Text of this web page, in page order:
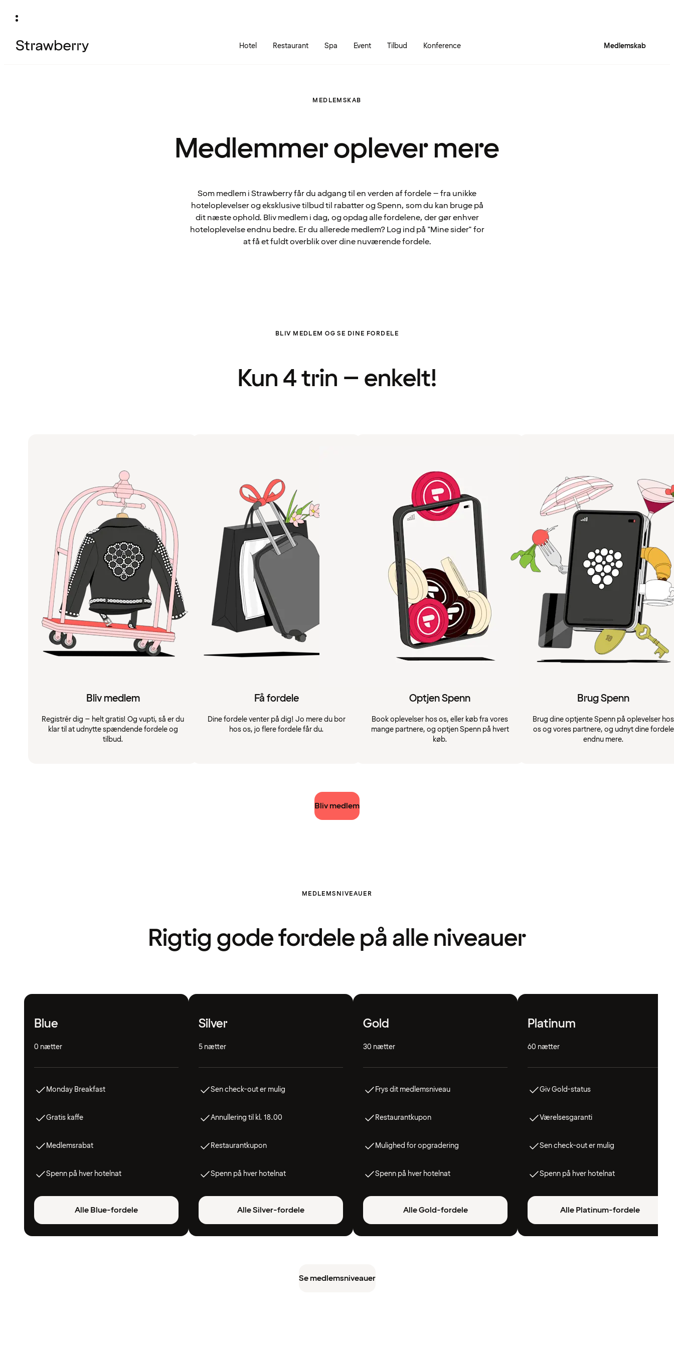
Hotel Restaurant Spa Event Tilbud Konference Medlemskab
MEDLEMSKAB
Medlemmer oplever mere
Som medlem i Strawberry får du adgang til en verden af fordele – fra unikke
hoteloplevelser og eksklusive tilbud til rabatter og Spenn, som du kan bruge på
dit næste ophold. Bliv medlem i dag, og opdag alle fordelene, der gør enhver
hoteloplevelse endnu bedre. Er du allerede medlem? Log ind på "Mine sider" for
at få et fuldt overblik over dine nuværende fordele.
BLIV MEDLEM OG SE DINE FORDELE
Kun 4 trin – enkelt!
Bliv medlem
Registrér dig – helt gratis! Og vupti, så er du
klar til at udnytte spændende fordele og
tilbud.
Få fordele
Dine fordele venter på dig! Jo mere du bor
hos os, jo flere fordele får du.
Optjen Spenn
Book oplevelser hos os, eller køb fra vores
mange partnere, og optjen Spenn på hvert
køb.
Brug Spenn
Brug dine optjente Spenn på oplevelser hos
os og vores partnere, og udnyt dine fordele
endnu mere.
Bliv medlem
MEDLEMSNIVEAUER
Rigtig gode fordele på alle niveauer
Blue
0 nætter
Monday Breakfast
Gratis kaffe
Medlemsrabat
Spenn på hver hotelnat
Alle Blue-fordele
Silver
5 nætter
Sen check-out er mulig
Annullering til kl. 18.00
Restaurantkupon
Spenn på hver hotelnat
Alle Silver-fordele
Gold
30 nætter
Frys dit medlemsniveau
Restaurantkupon
Mulighed for opgradering
Spenn på hver hotelnat
Alle Gold-fordele
Platinum
60 nætter
Giv Gold-status
Værelsesgaranti
Sen check-out er mulig
Spenn på hver hotelnat
Alle Platinum-fordele
Se medlemsniveauer